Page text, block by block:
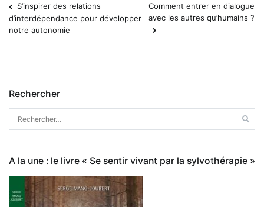
Navigation
S’inspirer des relations
d’interdépendance pour développer
notre autonomie
Comment entrer en dialogue
avec les autres qu’humains ?
Rechercher
Rechercher :
A la une : le livre « Se sentir vivant par la sylvothérapie »